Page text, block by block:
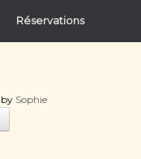
Réservations
by Sophie